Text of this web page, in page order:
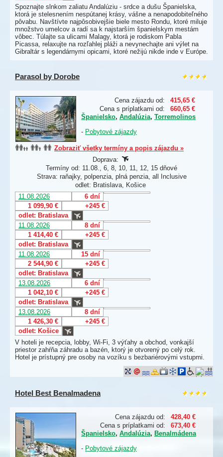
Spoznajte slnkom zaliatu Andalúziu - srdce a dušu Španielska,
ktorá je stelesnením nespútanej krásy, vášne a nenapodobiteľného
pôvabu. Navštívte najpôsobivejšie biele mesto Rondu, ktoré miluje
množstvo umelcov a radí sa k najstarším španielskym mestám
vôbec. Túlajte sa ulicami Malagy, ktorá je rodiskom Pabla
Picassa, relaxujte na rozľahlej pláži a nevynechajte ani výlet na
Gibraltár s legendárnymi opicami, ktoré nežijú nikde inde v Európe.
Parasol by Dorobe
Cena zájazdu od:
415,65 €
Cena s príplatkami od:
660,65 €
Španielsko, Andalúzia, Torremolinos
- Pobytové zájazdy
Zobraziť všetky termíny a popis zájazdu »
Doprava:
Termíny od: 11.08., 6, 8, 10, 11, 12, 15 dňové
Strava: raňajky, polpenzia, plná penzia, all Inclusive
odlet: Bratislava, Košice
11.08.2026
6 dní
1 099,90 €
+245 €
odlet: Bratislava
11.08.2026
8 dní
1 414,40 €
+245 €
odlet: Bratislava
11.08.2026
15 dní
2 544,90 €
+245 €
odlet: Bratislava
13.08.2026
6 dní
1 042,10 €
+245 €
odlet: Bratislava
13.08.2026
8 dní
1 426,30 €
+245 €
odlet: Košice
V hoteli je recepcia, lobby, Wi-Fi, 3 výťahy a obchod, vonkajší
priestor zahŕňa záhradu a bazén, ktorý je otvorený po celý rok.
Hotel je prístupný pre osoby na vozíku s bezbariérovými vstupmi.
Hotel Best Benalmadena
Cena zájazdu od:
428,40 €
Cena s príplatkami od:
673,40 €
Španielsko, Andalúzia, Benalmádena
- Pobytové zájazdy